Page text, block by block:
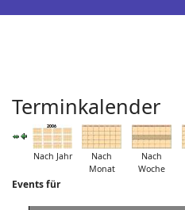
Terminkalender
Nach Jahr
Nach
Monat
Nach
Woche
Events für